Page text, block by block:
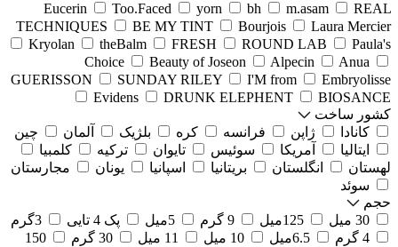
Eucerin
Too.Faced yorn bh m.asam
REAL
TECHNIQUES
BE MY TINT Bourjois
Laura Mercier
Kryolan
theBalm FRESH ROUND LAB
Paula's
Choice
Beauty of Joseon Alpecin
Anua
GUERISSON
SUNDAY RILEY I'M from
Embryolisse
Evidens
DRUNK ELEPHENT
BIOSANCE
کشور ساخت
کانادا
ژاپن فرانسه کره بلژیک آلمان
چین
ایتالیا
آمریکا سوئیس تایوان ترکیه
کلمبیا
لهستان
انگلستان بریتانیا اسپانیا یونان
مجارستان
سوئد
حجم
30 میل
125میل 9 گرم 5میل پک 4 تایی
3گرم
4 گرم
6.5میل 10 میل 11 میل 30 گرم
150